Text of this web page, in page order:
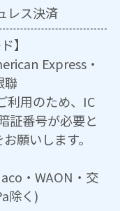
レス決済
】
Express・
聯
利用のため、IC
証番号が必要と
願いします。
・WAON・交
除く)